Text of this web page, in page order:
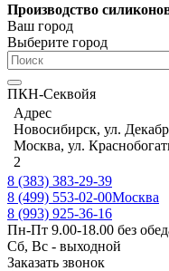
Производство
Ваш город
Выберите город
ПКН-Секвойя
Адрес
Новосибирск, ул.
Москва, ул.
2
8 (383) 383-29-39
8 (499) 553-02-00Москва
8 (993) 925-36-16
Пн-Пт 9.00-18.00 без
Сб, Вс - выходной
Заказать звонок